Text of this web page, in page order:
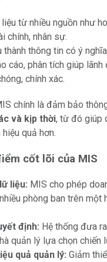
từ nhiều nguồn như
chính, nhân sự.
thông tin có ý
cáo, phân tích giúp
chính xác.
chính là đảm bảo
và kịp thời, từ đó giúp
quả hơn.
cốt lõi của MIS
liệu: MIS cho phép
phòng ban trên một
định: Hệ thống đưa
quản lý lựa chọn chiến
quả quản lý: Giảm